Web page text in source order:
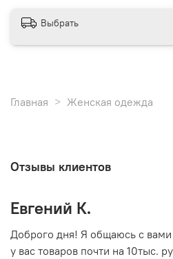
Выбрать
Главная Женская одежда
Отзывы клиентов
Евгений К.
Доброго дня! Я общаюсь с
у вас товаров почти на 10тыс.